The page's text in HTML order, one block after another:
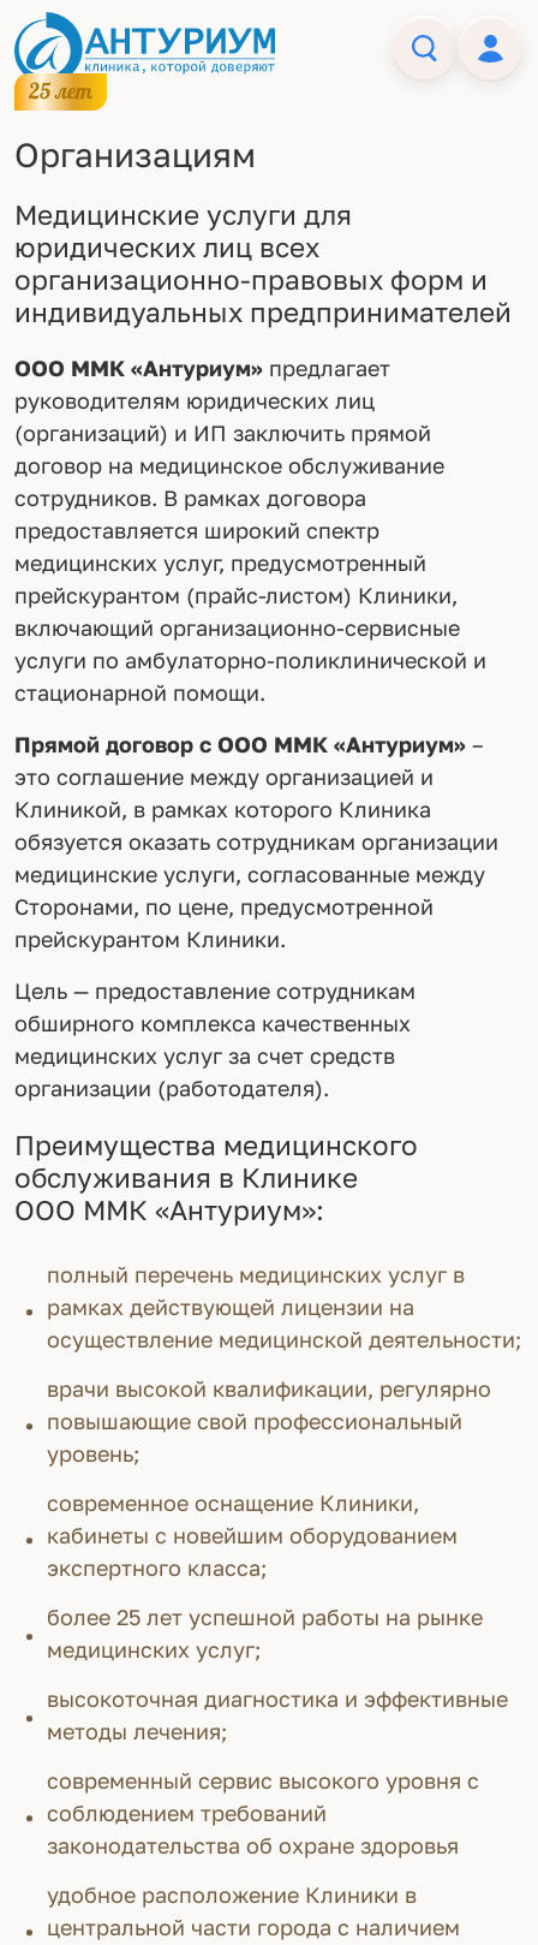
Организациям
Медицинские услуги для
юридических лиц всех
организационно-правовых форм и
индивидуальных предпринимателей
ООО ММК «Антуриум» предлагает
руководителям юридических лиц
(организаций) и ИП заключить прямой
договор на медицинское обслуживание
сотрудников. В рамках договора
предоставляется широкий спектр
медицинских услуг, предусмотренный
прейскурантом (прайс-листом) Клиники,
включающий организационно-сервисные
услуги по амбулаторно-поликлинической и
стационарной помощи.
Прямой договор с ООО ММК «Антуриум» –
это соглашение между организацией и
Клиникой, в рамках которого Клиника
обязуется оказать сотрудникам организации
медицинские услуги, согласованные между
Сторонами, по цене, предусмотренной
прейскурантом Клиники.
Цель — предоставление сотрудникам
обширного комплекса качественных
медицинских услуг за счет средств
организации (работодателя).
Преимущества медицинского
обслуживания в Клинике
ООО ММК «Антуриум»:
полный перечень медицинских услуг в
рамках действующей лицензии на
осуществление медицинской деятельности;
врачи высокой квалификации, регулярно
повышающие свой профессиональный
уровень;
современное оснащение Клиники,
кабинеты с новейшим оборудованием
экспертного класса;
более 25 лет успешной работы на рынке
медицинских услуг;
высокоточная диагностика и эффективные
методы лечения;
современный сервис высокого уровня с
соблюдением требований
законодательства об охране здоровья
удобное расположение Клиники в
центральной части города с наличием